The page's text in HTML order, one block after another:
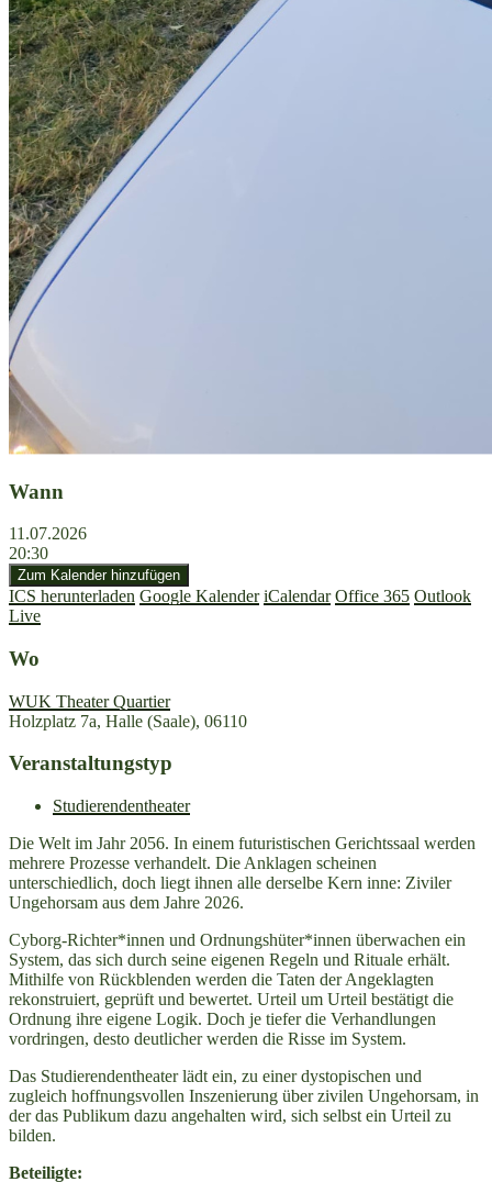
Wann
11.07.2026
20:30
Zum Kalender hinzufügen
ICS herunterladen Google Kalender iCalendar Office 365 Outlook
Live
Wo
WUK Theater Quartier
Holzplatz 7a, Halle (Saale), 06110
Veranstaltungstyp
Studierendentheater
Die Welt im Jahr 2056. In einem futuristischen Gerichtssaal werden
mehrere Prozesse verhandelt. Die Anklagen scheinen
unterschiedlich, doch liegt ihnen alle derselbe Kern inne: Ziviler
Ungehorsam aus dem Jahre 2026.
Cyborg-Richter*innen und Ordnungshüter*innen überwachen ein
System, das sich durch seine eigenen Regeln und Rituale erhält.
Mithilfe von Rückblenden werden die Taten der Angeklagten
rekonstruiert, geprüft und bewertet. Urteil um Urteil bestätigt die
Ordnung ihre eigene Logik. Doch je tiefer die Verhandlungen
vordringen, desto deutlicher werden die Risse im System.
Das Studierendentheater lädt ein, zu einer dystopischen und
zugleich hoffnungsvollen Inszenierung über zivilen Ungehorsam, in
der das Publikum dazu angehalten wird, sich selbst ein Urteil zu
bilden.
Beteiligte: